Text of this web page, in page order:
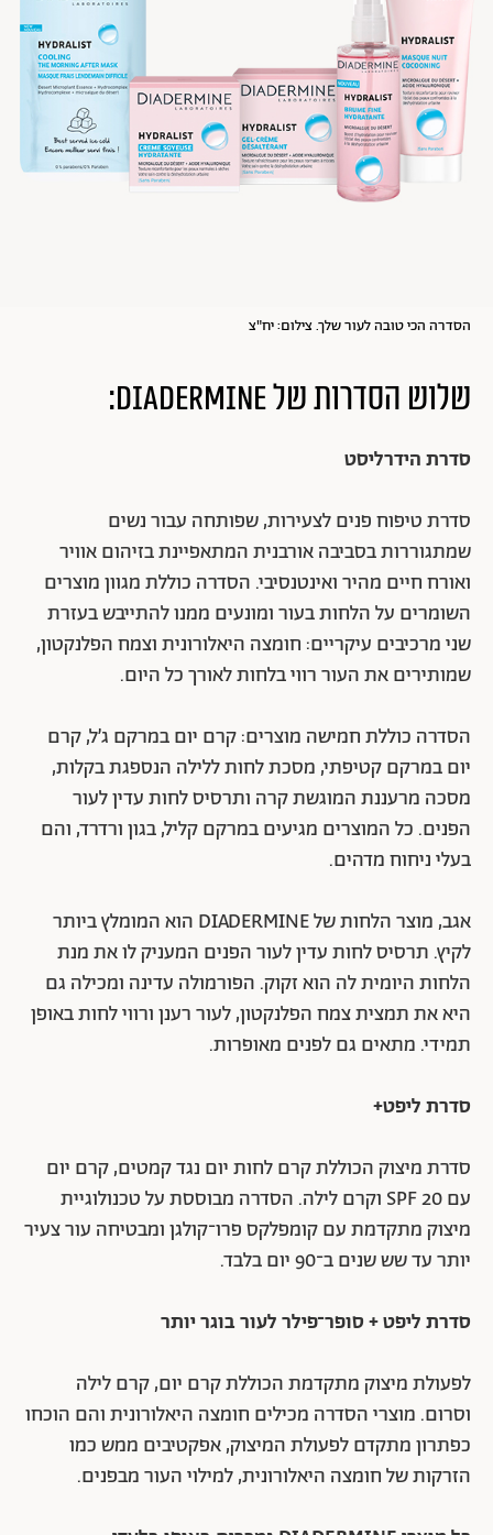
הסדרה הכי טובה לעור שלך. צילום: יח"צ
שלוש הסדרות של DIADERMINE:
סדרת הידרליסט
סדרת טיפוח פנים לצעירות, שפותחה עבור נשים
שמתגוררות בסביבה אורבנית המתאפיינת בזיהום אוויר
ואורח חיים מהיר ואינטנסיבי. הסדרה כוללת מגוון מוצרים
השומרים על הלחות בעור ומונעים ממנו להתייבש בעזרת
שני מרכיבים עיקריים: חומצה היאלורונית וצמח הפלנקטון,
שמותירים את העור רווי בלחות לאורך כל היום.
הסדרה כוללת חמישה מוצרים: קרם יום במרקם ג׳ל, קרם
יום במרקם קטיפתי, מסכת לחות ללילה הנספגת בקלות,
מסכה מרעננת המוגשת קרה ותרסיס לחות עדין לעור
הפנים. כל המוצרים מגיעים במרקם קליל, בגון ורדרד, והם
בעלי ניחוח מדהים.
אגב, מוצר הלחות של DIADERMINE הוא המומלץ ביותר
לקיץ. תרסיס לחות עדין לעור הפנים המעניק לו את מנת
הלחות היומית לה הוא זקוק. הפורמולה עדינה ומכילה גם
היא את תמצית צמח הפלנקטון, לעור רענן ורווי לחות באופן
תמידי. מתאים גם לפנים מאופרות.
סדרת ליפט+
סדרת מיצוק הכוללת קרם לחות יום נגד קמטים, קרם יום
עם SPF 20 וקרם לילה. הסדרה מבוססת על טכנולוגיית
מיצוק מתקדמת עם קומפלקס פרו־קולגן ומבטיחה עור צעיר
יותר עד שש שנים ב־90 יום בלבד.
סדרת ליפט + סופר־פילר לעור בוגר יותר
לפעולת מיצוק מתקדמת הכוללת קרם יום, קרם לילה
וסרום. מוצרי הסדרה מכילים חומצה היאלורונית והם הוכחו
כפתרון מתקדם לפעולת המיצוק, אפקטיבים ממש כמו
הזרקות של חומצה היאלורונית, למילוי העור מבפנים.